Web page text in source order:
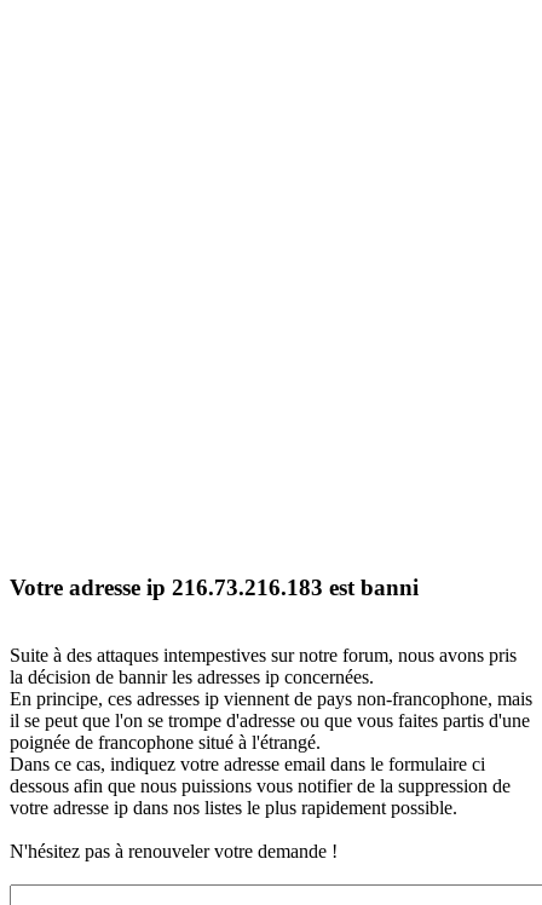
Votre adresse ip 216.73.216.183 est banni
Suite à des attaques intempestives sur notre forum, nous avons pris
la décision de bannir les adresses ip concernées.
En principe, ces adresses ip viennent de pays non-francophone, mais
il se peut que l'on se trompe d'adresse ou que vous faites partis d'une
poignée de francophone situé à l'étrangé.
Dans ce cas, indiquez votre adresse email dans le formulaire ci
dessous afin que nous puissions vous notifier de la suppression de
votre adresse ip dans nos listes le plus rapidement possible.
N'hésitez pas à renouveler votre demande !